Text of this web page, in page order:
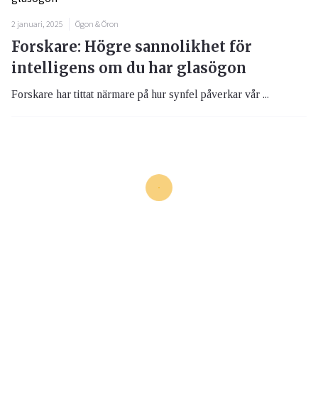
2 januari, 2025 Ögon & Öron
Forskare: Högre sannolikhet för
intelligens om du har glasögon
Forskare har tittat närmare på hur synfel påverkar vår ...